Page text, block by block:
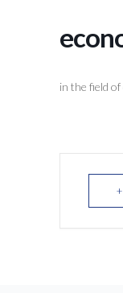
in the field